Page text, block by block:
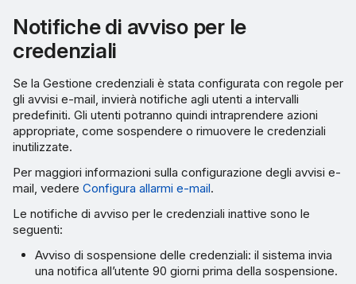
Notifiche di avviso per le
credenziali
Se la Gestione credenziali è stata configurata con regole per
gli avvisi e-mail, invierà notifiche agli utenti a intervalli
predefiniti. Gli utenti potranno quindi intraprendere azioni
appropriate, come sospendere o rimuovere le credenziali
inutilizzate.
Per maggiori informazioni sulla configurazione degli avvisi e-
mail, vedere Configura allarmi e-mail.
Le notifiche di avviso per le credenziali inattive sono le
seguenti:
Avviso di sospensione delle credenziali: il sistema invia
una notifica all’utente 90 giorni prima della sospensione.